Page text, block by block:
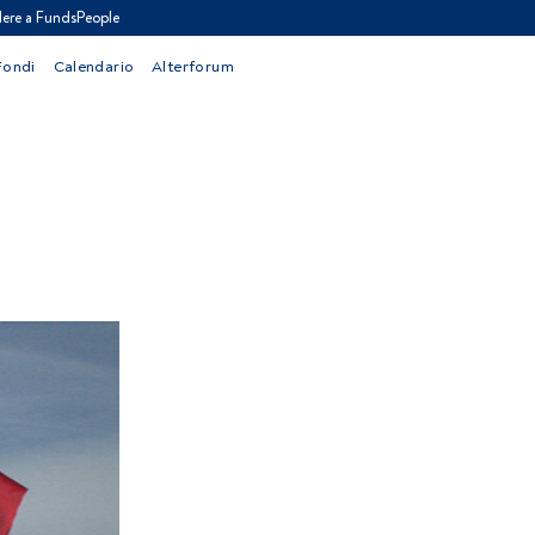
a FundsPeople
Calendario Alterforum